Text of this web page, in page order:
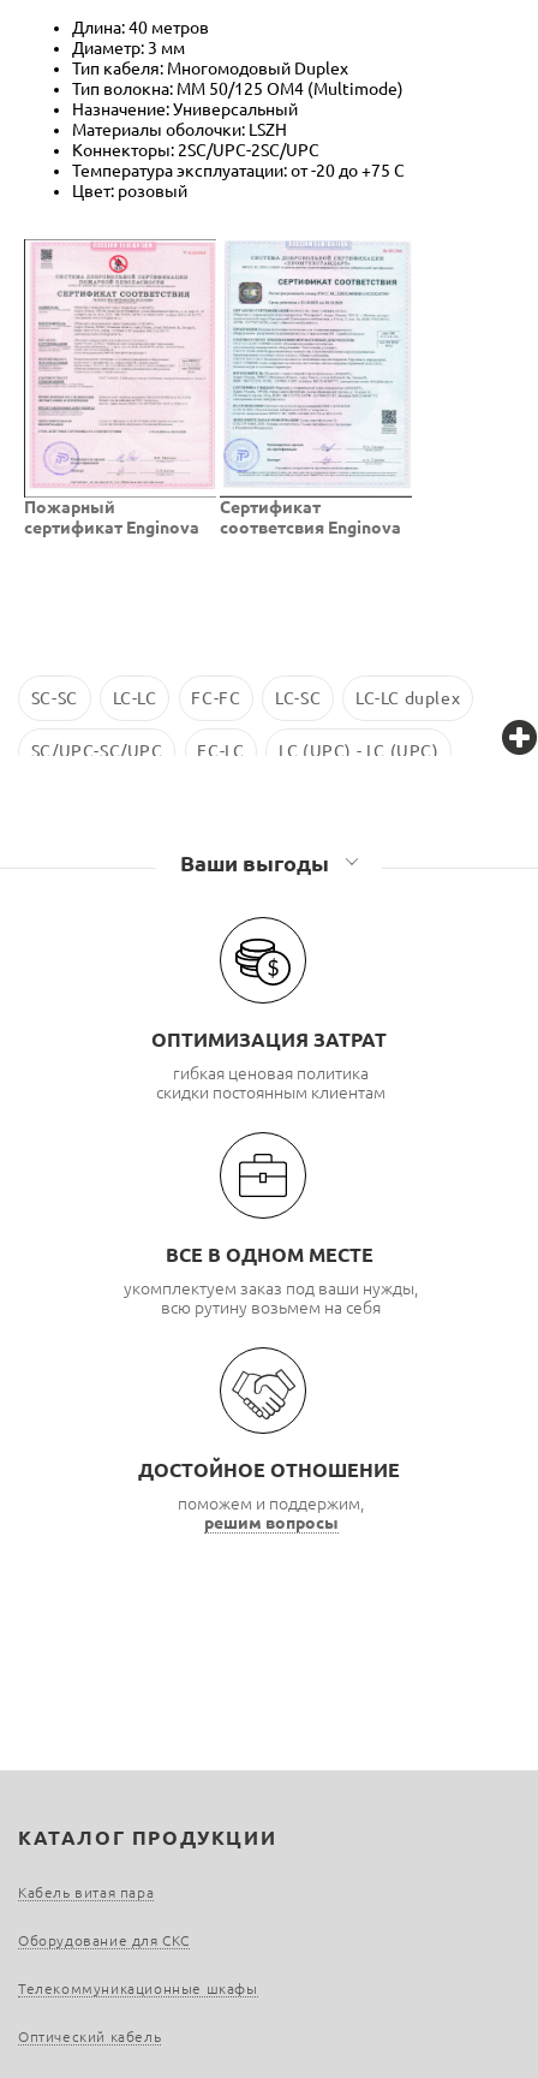
Длина: 40 метров
Диаметр: 3 мм
Тип кабеля: Многомодовый Duplex
Тип волокна: MM 50/125 OM4 (Multimode)
Назначение: Универсальный
Материалы оболочки: LSZH
Коннекторы: 2SC/UPC-2SC/UPC
Температура эксплуатации: от -20 до +75 C
Цвет: розовый
Пожарный
сертификат Enginova
Cертификат
соответсвия Enginova
SC-SC LC-LC FC-FC LC-SC LC-LC duplex
SC/UPC-SC/UPC FC-LC LC (UPC) - LC (UPC)
Ваши выгоды
ОПТИМИЗАЦИЯ ЗАТРАТ
гибкая ценовая политика
скидки постоянным клиентам
ВСЕ В ОДНОМ МЕСТЕ
укомплектуем заказ под ваши нужды,
всю рутину возьмем на себя
ДОСТОЙНОЕ ОТНОШЕНИЕ
поможем и поддержим,
решим вопросы
КАТАЛОГ ПРОДУКЦИИ
Кабель витая пара
Оборудование для СКС
Телекоммуникационные шкафы
Оптический кабель